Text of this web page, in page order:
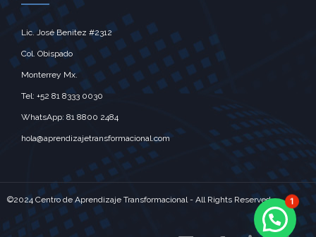
Lic. José Benitez #2312
Col. Obispado
Monterrey Mx.‎
Tel: +52 81 8333 0030
WhatsApp: 81 8800 2484
hola@aprendizajetransformacional.com
©2024 Centro de Aprendizaje Transformacional - All Rights Reserved 1